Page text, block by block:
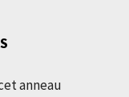
anneau